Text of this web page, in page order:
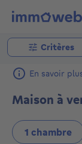
Critères
En savoir
Maison à
1 chambre